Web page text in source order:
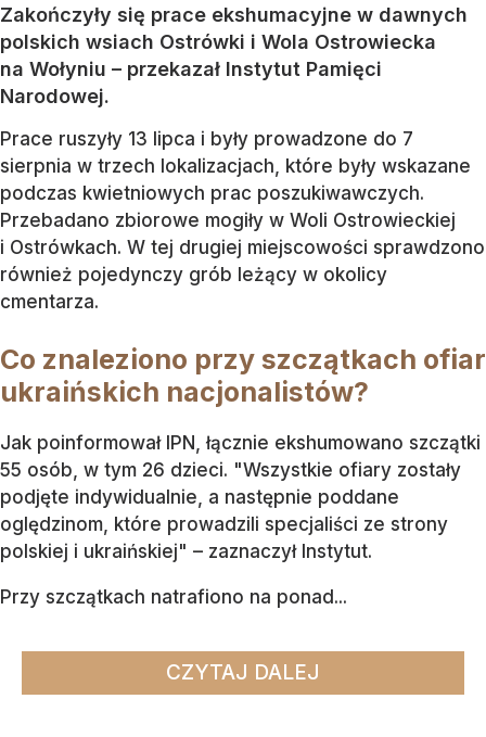
Zakończyły się prace ekshumacyjne w dawnych
polskich wsiach Ostrówki i Wola Ostrowiecka
na Wołyniu – przekazał Instytut Pamięci
Narodowej.
Prace ruszyły 13 lipca i były prowadzone do 7
sierpnia w trzech lokalizacjach, które były wskazane
podczas kwietniowych prac poszukiwawczych.
Przebadano zbiorowe mogiły w Woli Ostrowieckiej
i Ostrówkach. W tej drugiej miejscowości sprawdzono
również pojedynczy grób leżący w okolicy
cmentarza.
Co znaleziono przy szczątkach ofiar
ukraińskich nacjonalistów?
Jak poinformował IPN, łącznie ekshumowano szczątki
55 osób, w tym 26 dzieci. "Wszystkie ofiary zostały
podjęte indywidualnie, a następnie poddane
oględzinom, które prowadzili specjaliści ze strony
polskiej i ukraińskiej" – zaznaczył Instytut.
Przy szczątkach natrafiono na ponad...
CZYTAJ DALEJ